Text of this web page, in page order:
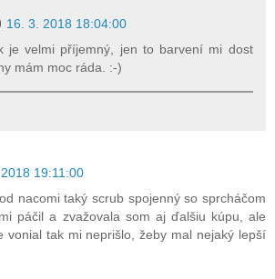
16. 3. 2018 18:04:00
je velmi příjemný, jen to barvení mi dost
mám moc ráda. :-)
19:11:00
nacomi taký scrub spojenný so sprcháčom
páčil a zvažovala som aj ďalšiu kúpu, ale
vonial tak mi neprišlo, žeby mal nejaký lepší